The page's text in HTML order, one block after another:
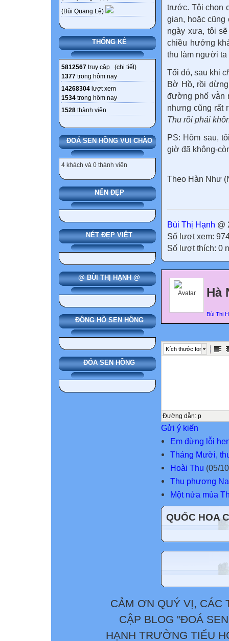
(Bùi Quang Lệ)
THỐNG KÊ
5812567 truy cập (chi tiết)
1377 trong hôm nay
14268304 lượt xem
1534 trong hôm nay
1528 thành viên
ĐOÁ SEN HỒNG VUI CHÀO
4 khách và 0 thành viên
NẾN ĐẸP
NÉT ĐẸP VIỆT
@ BÙI THỊ HẠNH @
ĐỒNG HỒ SEN HỒNG
ĐÓA SEN HỒNG
trước. Tôi chọn
gian, hoặc cũng
ngày xưa, tôi
chiều hướng
thu làm người
Tối đó, sau khi
Bờ Hồ, rồi
đường phố vẫn
nhưng cũng rất
Thu rồi phải
PS: Hôm sau,
giờ đã không-
Theo Hàn Như
Bùi Thị Hạnh @
Số lượt xem:
Số lượt thích: 0
Hà
Bùi Thị
Kích thước font
Đường dẫn: p
Gửi ý kiến
Em đừng lỗi
Tháng Mười,
Hoài Thu (05/
Thu phương
Một nửa mùa
QUỐC HOA
CẢM ƠN QUÝ VỊ, CÁC
CẬP BLOG "ĐOÁ
HẠNH TRƯỜNG TIỂU